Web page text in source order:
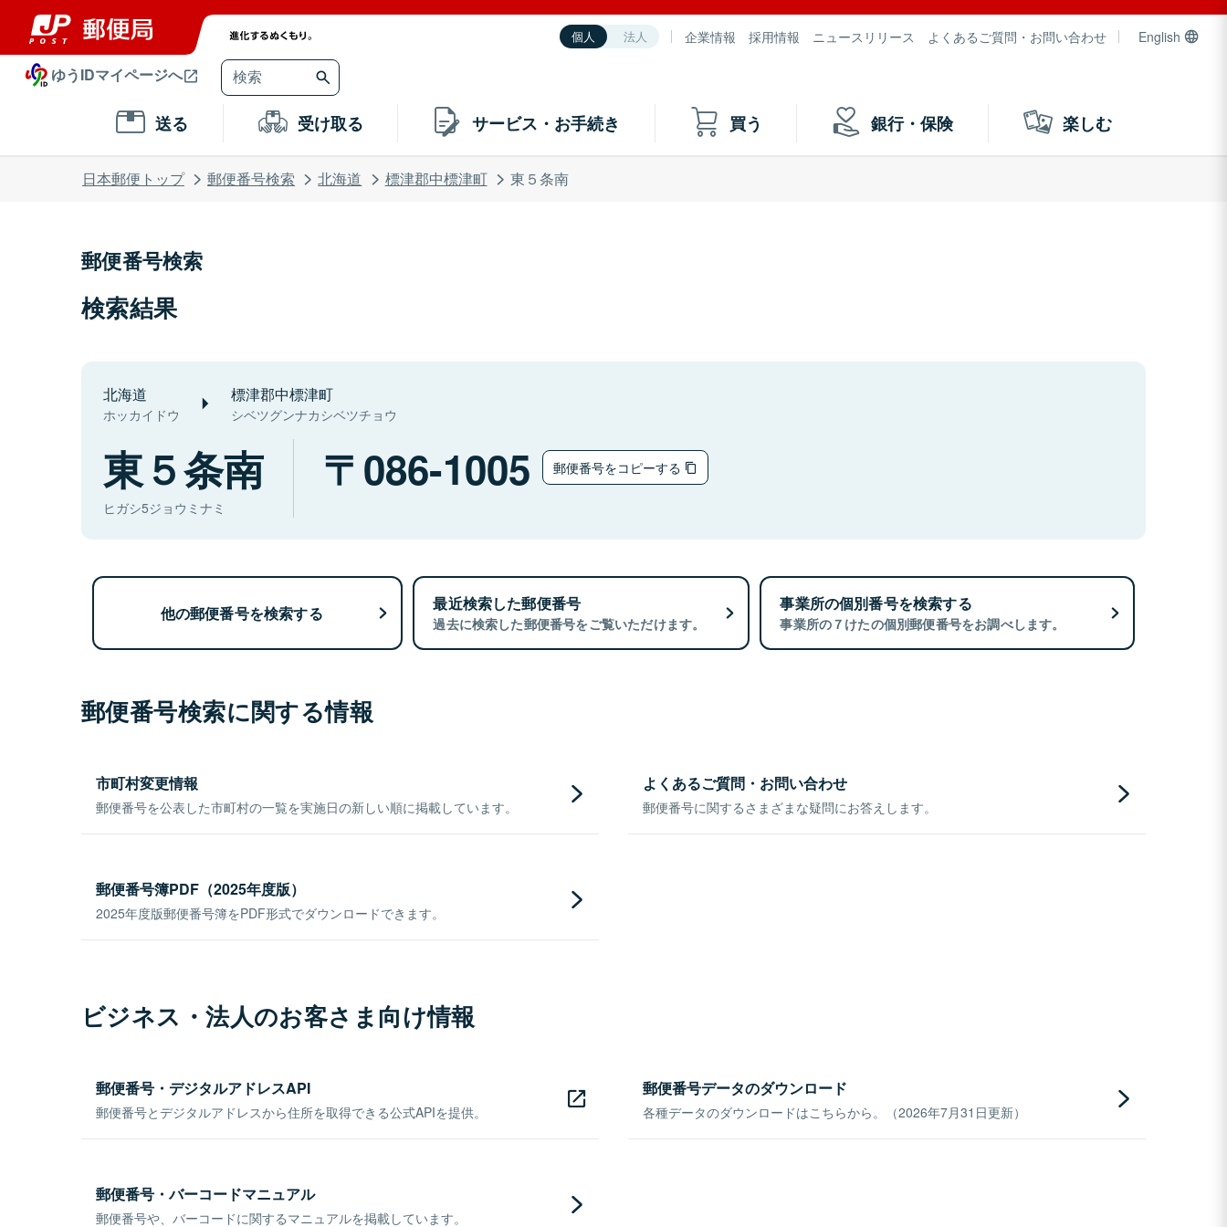
個人 法人 企業情報 採用情報 ニュースリリース よくあるご質問・お問い合わせ English
ゆうIDマイページへ
送る 受け取る サービス・お手続き 買う 銀行・保険 楽しむ
日本郵便トップ 郵便番号検索 北海道 標津郡中標津町 東５条南
郵便番号検索
検索結果
北海道
ホッカイドウ
標津郡中標津町
シベツグンナカシベツチョウ
東５条南
ヒガシ5ジョウミナミ
086-1005 郵便番号をコピーする
他の郵便番号を検索する 最近検索した郵便番号
過去に検索した郵便番号をご覧いただけます。
事業所の個別番号を検索する
事業所の７けたの個別郵便番号をお調べします。
郵便番号検索に関する情報
市町村変更情報
郵便番号を公表した市町村の一覧を実施日の新しい順に掲載しています。
よくあるご質問・お問い合わせ
郵便番号に関するさまざまな疑問にお答えします。
郵便番号簿PDF（2025年度版）
2025年度版郵便番号簿をPDF形式でダウンロードできます。
ビジネス・法人のお客さま向け情報
郵便番号・デジタルアドレスAPI
郵便番号とデジタルアドレスから住所を取得できる公式APIを提供。
郵便番号データのダウンロード
各種データのダウンロードはこちらから。（2026年7月31日更新）
郵便番号・バーコードマニュアル
郵便番号や、バーコードに関するマニュアルを掲載しています。